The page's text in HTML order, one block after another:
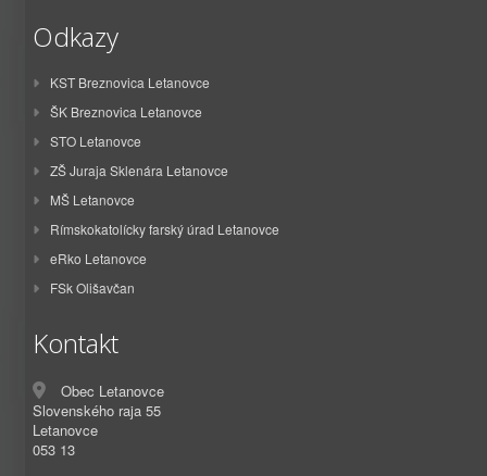
Odkazy
KST Breznovica Letanovce
ŠK Breznovica Letanovce
STO Letanovce
ZŠ Juraja Sklenára Letanovce
MŠ Letanovce
Rímskokatolícky farský úrad Letanovce
eRko Letanovce
FSk Olišavčan
Kontakt
Obec Letanovce
Slovenského raja 55
Letanovce
053 13